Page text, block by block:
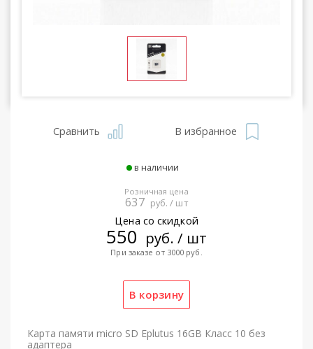
Сравнить В избранное
в наличии
Розничная цена
637 руб. / шт
Цена со скидкой
550 руб. / шт
При заказе от 3000 руб.
Карта памяти micro SD Eplutus 16GB Класс 10 без
адаптера